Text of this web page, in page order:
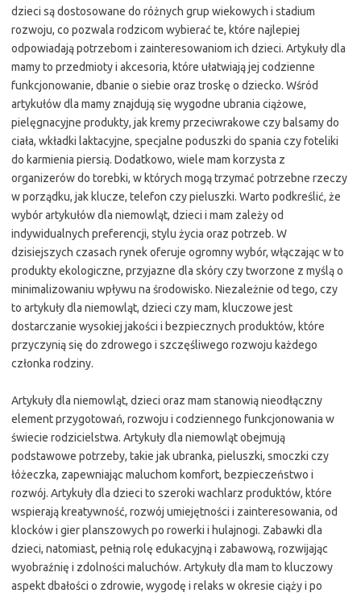
dzieci są dostosowane do różnych grup wiekowych i stadium
rozwoju, co pozwala rodzicom wybierać te, które najlepiej
odpowiadają potrzebom i zainteresowaniom ich dzieci. Artykuły dla
mamy to przedmioty i akcesoria, które ułatwiają jej codzienne
funkcjonowanie, dbanie o siebie oraz troskę o dziecko. Wśród
artykułów dla mamy znajdują się wygodne ubrania ciążowe,
pielęgnacyjne produkty, jak kremy przeciwrakowe czy balsamy do
ciała, wkładki laktacyjne, specjalne poduszki do spania czy foteliki
do karmienia piersią. Dodatkowo, wiele mam korzysta z
organizerów do torebki, w których mogą trzymać potrzebne rzeczy
w porządku, jak klucze, telefon czy pieluszki. Warto podkreślić, że
wybór artykułów dla niemowląt, dzieci i mam zależy od
indywidualnych preferencji, stylu życia oraz potrzeb. W
dzisiejszych czasach rynek oferuje ogromny wybór, włączając w to
produkty ekologiczne, przyjazne dla skóry czy tworzone z myślą o
minimalizowaniu wpływu na środowisko. Niezależnie od tego, czy
to artykuły dla niemowląt, dzieci czy mam, kluczowe jest
dostarczanie wysokiej jakości i bezpiecznych produktów, które
przyczynią się do zdrowego i szczęśliwego rozwoju każdego
członka rodziny.
Artykuły dla niemowląt, dzieci oraz mam stanowią nieodłączny
element przygotowań, rozwoju i codziennego funkcjonowania w
świecie rodzicielstwa. Artykuły dla niemowląt obejmują
podstawowe potrzeby, takie jak ubranka, pieluszki, smoczki czy
łóżeczka, zapewniając maluchom komfort, bezpieczeństwo i
rozwój. Artykuły dla dzieci to szeroki wachlarz produktów, które
wspierają kreatywność, rozwój umiejętności i zainteresowania, od
klocków i gier planszowych po rowerki i hulajnogi. Zabawki dla
dzieci, natomiast, pełnią rolę edukacyjną i zabawową, rozwijając
wyobraźnię i zdolności maluchów. Artykuły dla mam to kluczowy
aspekt dbałości o zdrowie, wygodę i relaks w okresie ciąży i po